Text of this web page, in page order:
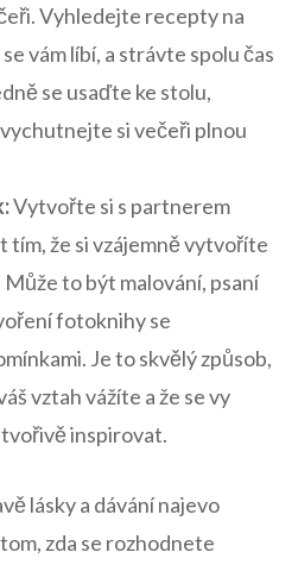
Vyhledejte recepty na⁤
⁣vám líbí, a strávte spolu čas
se usaďte ke stolu,
si⁤ večeři plnou
Vytvořte​ si s partnerem
tím, že si vzájemně vytvoříte
to být malování, psaní
fotoknihy se⁣
Je to skvělý způsob,
vztah vážíte a že se vy
inspirovat.
lásky a dávání najevo
zda se rozhodnete